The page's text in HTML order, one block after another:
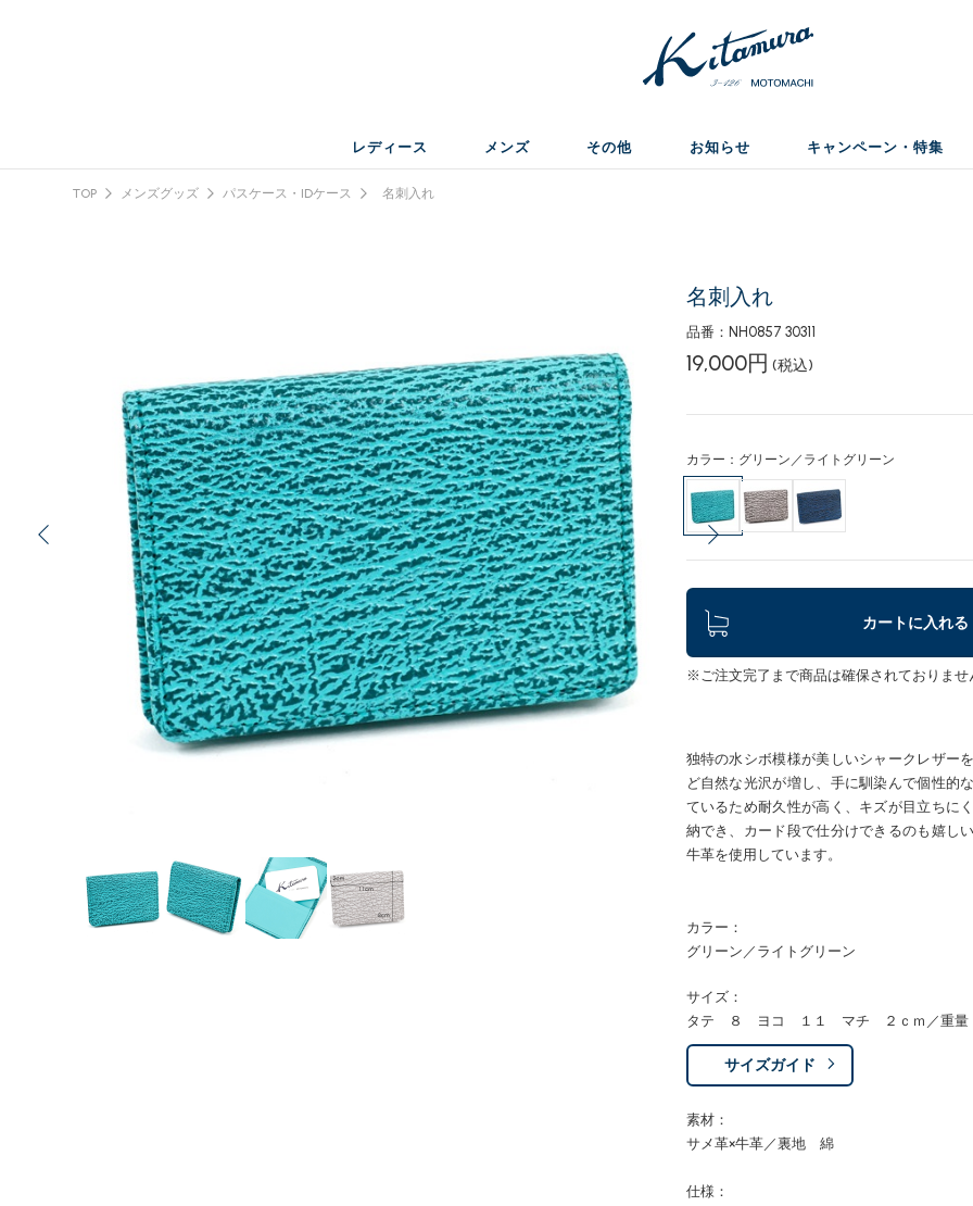
レディース メンズ その他 お知らせ キャンペーン・特集
TOP メンズグッズ パスケース・IDケース 名刺入れ
名刺入れ
品番：NH0857 30311
19,000円 (税込)
カラー：グリーン／ライトグリーン
カートに入れる
※ご注文完了まで商品は確保されておりませ
独特の水シボ模様が美しいシャークレザー
ど自然な光沢が増し、手に馴染んで個性的
ているため耐久性が高く、キズが目立ちに
納でき、カード段で仕分けできるのも嬉し
牛革を使用しています。
カラー：
グリーン／ライトグリーン
サイズ：
タテ ８ ヨコ １１ マチ ２ｃｍ／重量
サイズガイド
素材：
サメ革×牛革／裏地 綿
仕様：